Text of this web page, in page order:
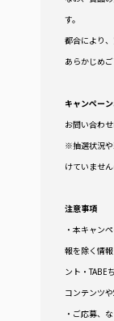
す。
都合により
あらかじめご
キャンペー
お問い合わ
※抽選状況や
けていませ
注意事項
・本キャン
報を除く情
ント・TABE
コンテンツ
・ご応募、